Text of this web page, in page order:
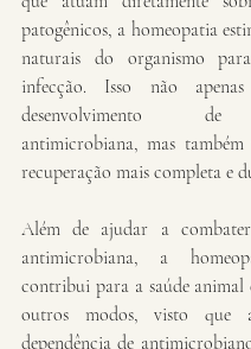
patogênicos, a homeopatia
naturais do organismo
infecção. Isso não
desenvolvimento de
antimicrobiana, mas
recuperação mais completa e
Além de ajudar a
antimicrobiana, a
contribui para a saúde animal
outros modos, visto que
dependência de